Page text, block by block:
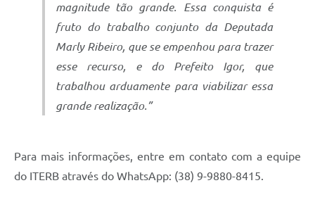
magnitude tão grande. Essa conquista é
fruto do trabalho conjunto da Deputada
Marly Ribeiro, que se empenhou para trazer
esse recurso, e do Prefeito Igor, que
trabalhou arduamente para viabilizar essa
grande realização.”
Para mais informações, entre em contato com a equipe
do ITERB através do WhatsApp: (38) 9-9880-8415.